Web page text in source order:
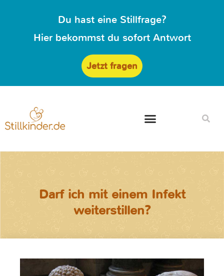
Du hast eine Stillfrage?
Hier bekommst du sofort Antwort
Jetzt fragen
Darf ich mit einem Infekt
weiterstillen?